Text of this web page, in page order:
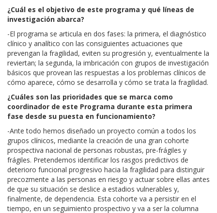
¿Cuál es el objetivo de este programa y qué líneas de
investigación abarca?
-El programa se articula en dos fases: la primera, el diagnóstico
clínico y analítico con las consiguientes actuaciones que
prevengan la fragilidad, eviten su progresión y, eventualmente la
reviertan; la segunda, la imbricación con grupos de investigación
básicos que provean las respuestas a los problemas clínicos de
cómo aparece, cómo se desarrolla y cómo se trata la fragilidad.
¿Cuáles son las prioridades que se marca como
coordinador de este Programa durante esta primera
fase desde su puesta en funcionamiento?
-Ante todo hemos diseñado un proyecto común a todos los
grupos clínicos, mediante la creación de una gran cohorte
prospectiva nacional de personas robustas, pre-frágiles y
frágiles. Pretendemos identificar los rasgos predictivos de
deterioro funcional progresivo hacia la fragilidad para distinguir
precozmente a las personas en riesgo y actuar sobre ellas antes
de que su situación se deslice a estadios vulnerables y,
finalmente, de dependencia. Esta cohorte va a persistir en el
tiempo, en un seguimiento prospectivo y va a ser la columna